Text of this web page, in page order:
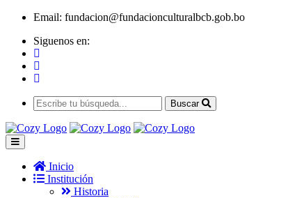
Email: fundacion@fundacionculturalbcb.gob.bo
Siguenos en:
Buscar
Inicio
Institución
Historia